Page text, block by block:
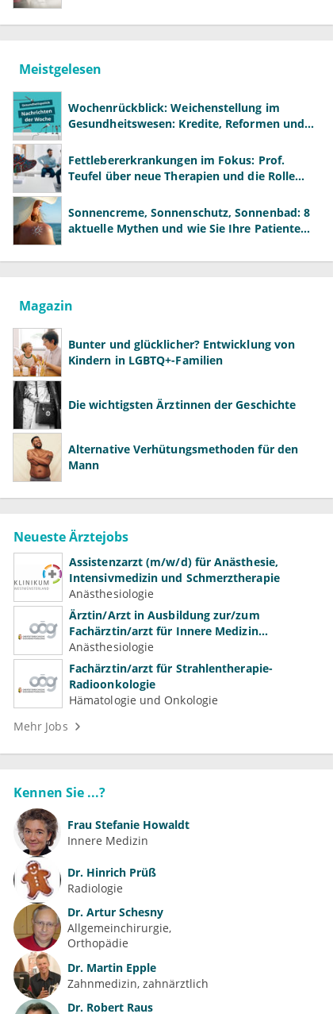
Meistgelesen
Wochenrückblick: Weichenstellung im
Gesundheitswesen: Kredite, Reformen und
Fettlebererkrankungen im Fokus: Prof.
Teufel über neue Therapien und die Rolle
Sonnencreme, Sonnenschutz, Sonnenbad: 8
aktuelle Mythen und wie Sie Ihre Patienten
Magazin
Bunter und glücklicher? Entwicklung von
Kindern in LGBTQ+-Familien
Die wichtigsten Ärztinnen der Geschichte
Alternative Verhütungsmethoden für den
Mann
Neueste Ärztejobs
Assistenzarzt (m/w/d) für Anästhesie,
Intensivmedizin und Schmerztherapie
Anästhesiologie
Ärztin/Arzt in Ausbildung zur/zum
Fachärztin/arzt für Innere Medizin
(Kardiologie, Nephrologie, Intensivmedizin)
Anästhesiologie
Fachärztin/arzt für Strahlentherapie-
Radioonkologie
Hämatologie und Onkologie
Mehr Jobs
Kennen Sie ...?
Frau Stefanie Howaldt
Innere Medizin
Dr. Hinrich Prüß
Radiologie
Dr. Artur Schesny
Allgemeinchirurgie
Orthopädie
Dr. Martin Epple
Zahnmedizin, zahnärztlich
Dr. Robert Raus